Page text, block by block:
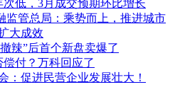
低，3月成交预期环比增长
监管总局：乘势而上，推进城市
大成效
辣”后首个新盘卖爆了
付？万科回应了
：促进民营企业发展壮大！